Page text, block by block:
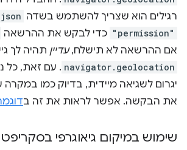
רגילים הוא שצריך להשתמש בשדה
"permission" כדי לבקש את ההרשאה
אם ההרשאה לא תישלח,עדיין תהיה לך
navigator.geolocation . עם זאת, כל
יגרום לשגיאה מיידית, בדיוק כמו
את הבקשה. אפשר לראות את זה ב
שימוש במיקום גיאוגרפי